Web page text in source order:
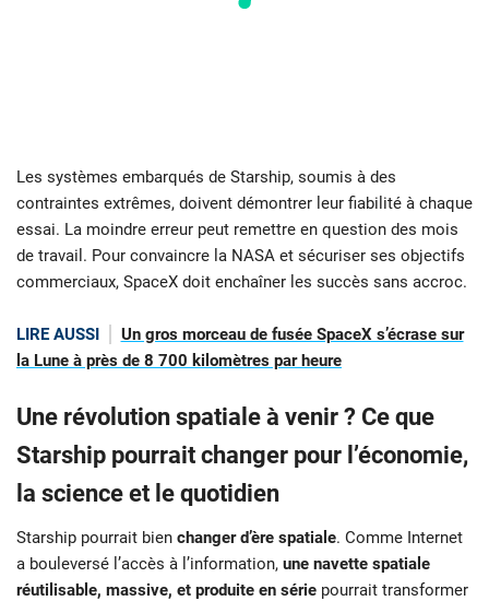
Les systèmes embarqués de Starship, soumis à des
contraintes extrêmes, doivent démontrer leur fiabilité à chaque
essai. La moindre erreur peut remettre en question des mois
de travail. Pour convaincre la NASA et sécuriser ses objectifs
commerciaux, SpaceX doit enchaîner les succès sans accroc.
LIRE AUSSI
Un gros morceau de fusée SpaceX s’écrase sur
la Lune à près de 8 700 kilomètres par heure
Une révolution spatiale à venir ? Ce que
Starship pourrait changer pour l’économie,
la science et le quotidien
Starship pourrait bien changer d’ère spatiale. Comme Internet
a bouleversé l’accès à l’information, une navette spatiale
réutilisable, massive, et produite en série pourrait transformer